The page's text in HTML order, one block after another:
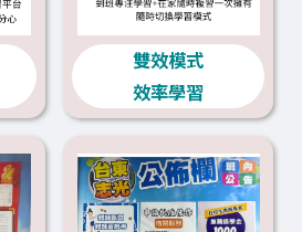
雙效模式
效率學習